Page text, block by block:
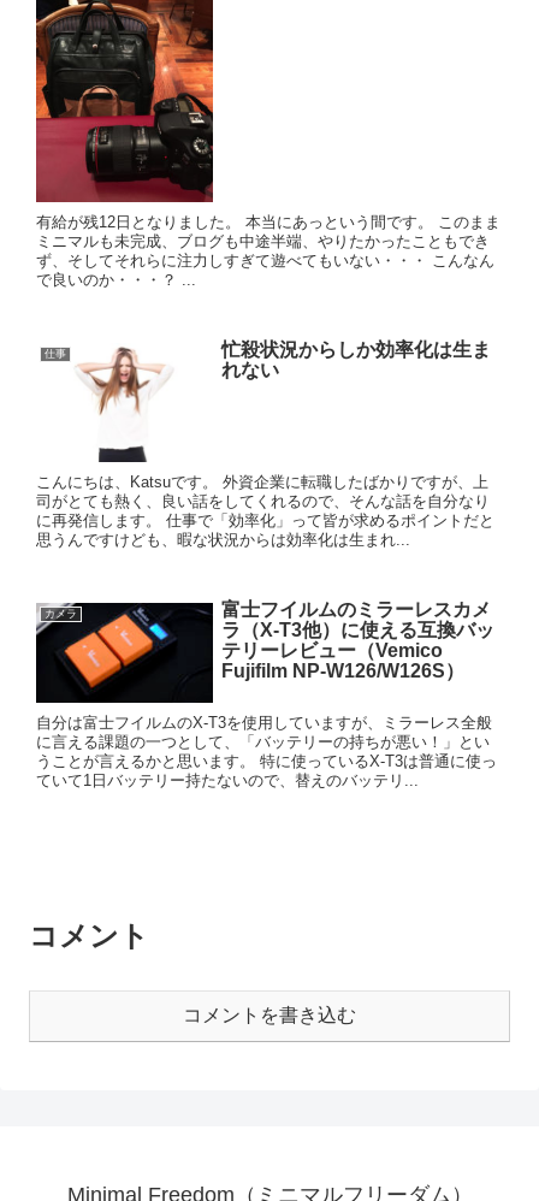
有給が残12日となりました。 本当にあっという間です。 このまま
ミニマルも未完成、ブログも中途半端、やりたかったこともでき
ず、そしてそれらに注力しすぎて遊べてもいない・・・ こんなん
で良いのか・・・？ ...
仕事
忙殺状況からしか効率化は生ま
れない
こんにちは、Katsuです。 外資企業に転職したばかりですが、上
司がとても熱く、良い話をしてくれるので、そんな話を自分なり
に再発信します。 仕事で「効率化」って皆が求めるポイントだと
思うんですけども、暇な状況からは効率化は生まれ...
カメラ
富士フイルムのミラーレスカメ
ラ（X-T3他）に使える互換バッ
テリーレビュー（Vemico
Fujifilm NP-W126/W126S）
自分は富士フイルムのX-T3を使用していますが、ミラーレス全般
に言える課題の一つとして、「バッテリーの持ちが悪い！」とい
うことが言えるかと思います。 特に使っているX-T3は普通に使っ
ていて1日バッテリー持たないので、替えのバッテリ...
コメント
コメントを書き込む
Minimal Freedom（ミニマルフリーダム）